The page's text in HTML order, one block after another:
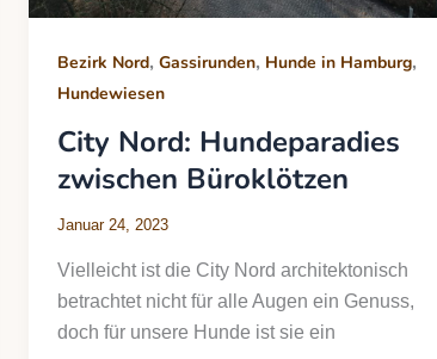
Bezirk Nord, Gassirunden, Hunde in Hamburg,
Hundewiesen
City Nord: Hundeparadies
zwischen Büroklötzen
Januar 24, 2023
Vielleicht ist die City Nord architektonisch
betrachtet nicht für alle Augen ein Genuss,
doch für unsere Hunde ist sie ein